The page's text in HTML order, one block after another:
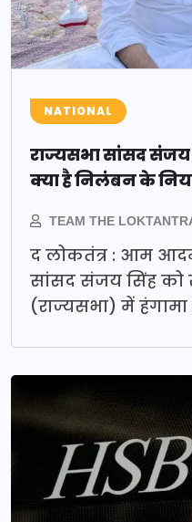
NATIONAL
राज्यसभा सांसद संजय
क्या है निलंबन के
TEAM THE
द लोकतंत्र : आम
सांसद संजय सिंह को
(राज्यसभा) में